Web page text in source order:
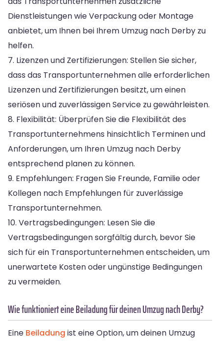
Dienstleistungen wie Verpackung oder Montage
anbietet, um Ihnen bei Ihrem Umzug nach Derby zu
helfen.
7. Lizenzen und Zertifizierungen: Stellen Sie sicher,
dass das Transportunternehmen alle erforderlichen
Lizenzen und Zertifizierungen besitzt, um einen
seriösen und zuverlässigen Service zu gewährleisten.
8. Flexibilität: Überprüfen Sie die Flexibilität des
Transportunternehmens hinsichtlich Terminen und
Anforderungen, um Ihren Umzug nach Derby
entsprechend planen zu können.
9. Empfehlungen: Fragen Sie Freunde, Familie oder
Kollegen nach Empfehlungen für zuverlässige
Transportunternehmen.
10. Vertragsbedingungen: Lesen Sie die
Vertragsbedingungen sorgfältig durch, bevor Sie
sich für ein Transportunternehmen entscheiden, um
unerwartete Kosten oder ungünstige Bedingungen
zu vermeiden.
Wie funktioniert eine Beiladung für deinen Umzug nach Derby?
Eine Beiladung ist eine Option, um deinen Umzug